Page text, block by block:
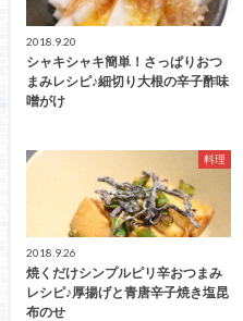
2018.9.20
シャキシャキ簡単！さっぱりおつ
まみレシピ♪細切り大根の辛子酢味
噌がけ
料理
2018.9.26
焼くだけシンプルピリ辛おつまみ
レシピ♪厚揚げと青唐辛子焼き塩昆
布のせ